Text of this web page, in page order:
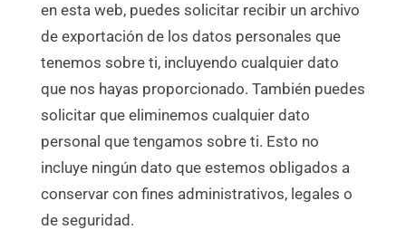
en esta web, puedes solicitar recibir un archivo
de exportación de los datos personales que
tenemos sobre ti, incluyendo cualquier dato
que nos hayas proporcionado. También puedes
solicitar que eliminemos cualquier dato
personal que tengamos sobre ti. Esto no
incluye ningún dato que estemos obligados a
conservar con fines administrativos, legales o
de seguridad.